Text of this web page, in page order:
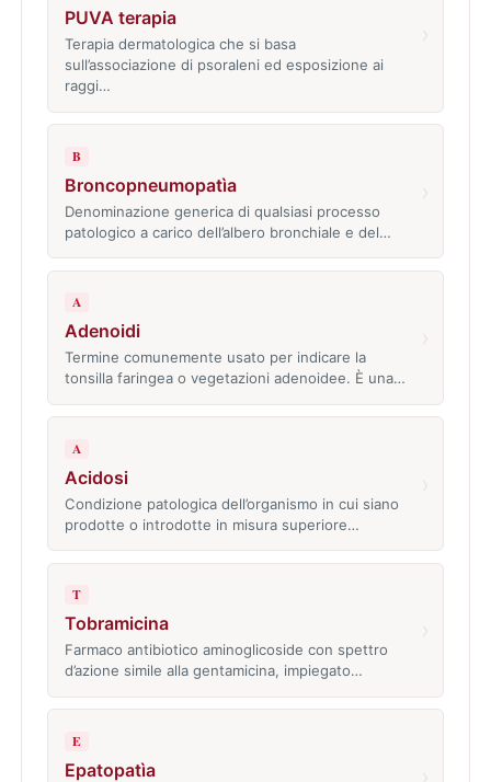
PUVA terapia
Terapia dermatologica che si basa
sull’associazione di psoraleni ed esposizione ai
raggi…
B
Broncopneumopatìa
Denominazione generica di qualsiasi processo
patologico a carico dell’albero bronchiale e del…
A
Adenoidi
Termine comunemente usato per indicare la
tonsilla faringea o vegetazioni adenoidee. È una…
A
Acidosi
Condizione patologica dell’organismo in cui siano
prodotte o introdotte in misura superiore…
T
Tobramicina
Farmaco antibiotico aminoglicoside con spettro
d’azione simile alla gentamicina, impiegato…
E
Epatopatìa